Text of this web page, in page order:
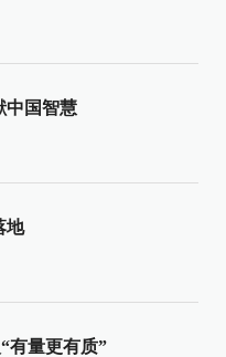
中国智慧
地
有量更有质”